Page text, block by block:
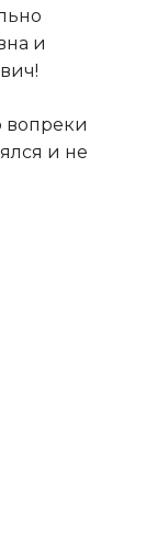
и
вопреки
и не